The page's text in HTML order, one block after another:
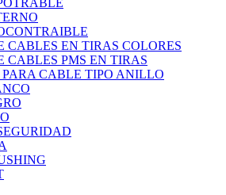
CABLES EN TIRAS COLORES
CABLES PMS EN TIRAS
CABLE TIPO ANILLO